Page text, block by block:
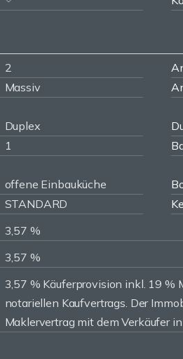
2
Massiv
Duplex
1
offene Einbauküche
STANDARD
3,57 %
3,57 %
3,57 % Käuferprovision inkl. 19 %
notariellen Kaufvertrags. Der
Maklervertrag mit dem Verkäufer